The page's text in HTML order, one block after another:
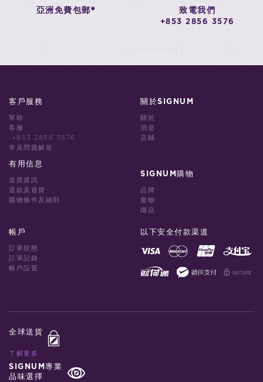
亞洲免費包郵* 致電我們
+853 2856 3576
客戶服務
幫助
客服
+853 2856 3576
常見問題解答
有用信息
送貨資訊
退款及退貨
購物條件及細則
關於SIGNUM
關於
消息
店鋪
SIGNUM購物
品牌
龐物
綴品
帳戶
訂單狀態
訂單記錄
帳戶設置
以下安全付款渠道
全球送貨
了解更多
SIGNUM專業
品味選擇